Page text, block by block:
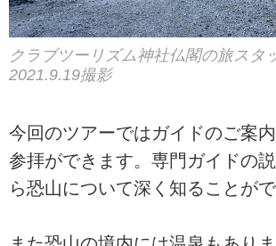
クラブツーリズム神社仏閣の旅ス
2021.9.19撮影
今回のツアーではガイドのご案
参拝ができます。専門ガイドの
ら恐山について深く知ることがで